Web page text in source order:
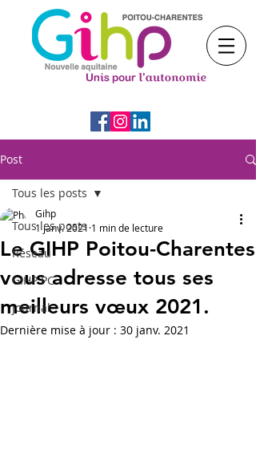
Post
Tous les posts
Réseau
GIHP PC
journal
Tous les posts
Le GIHP Poitou-Charentes
vous adresse tous ses
meilleurs vœux 2021.
Gihp
1 janv. 2021 1 min de lecture
Dernière mise à jour : 30 janv. 2021